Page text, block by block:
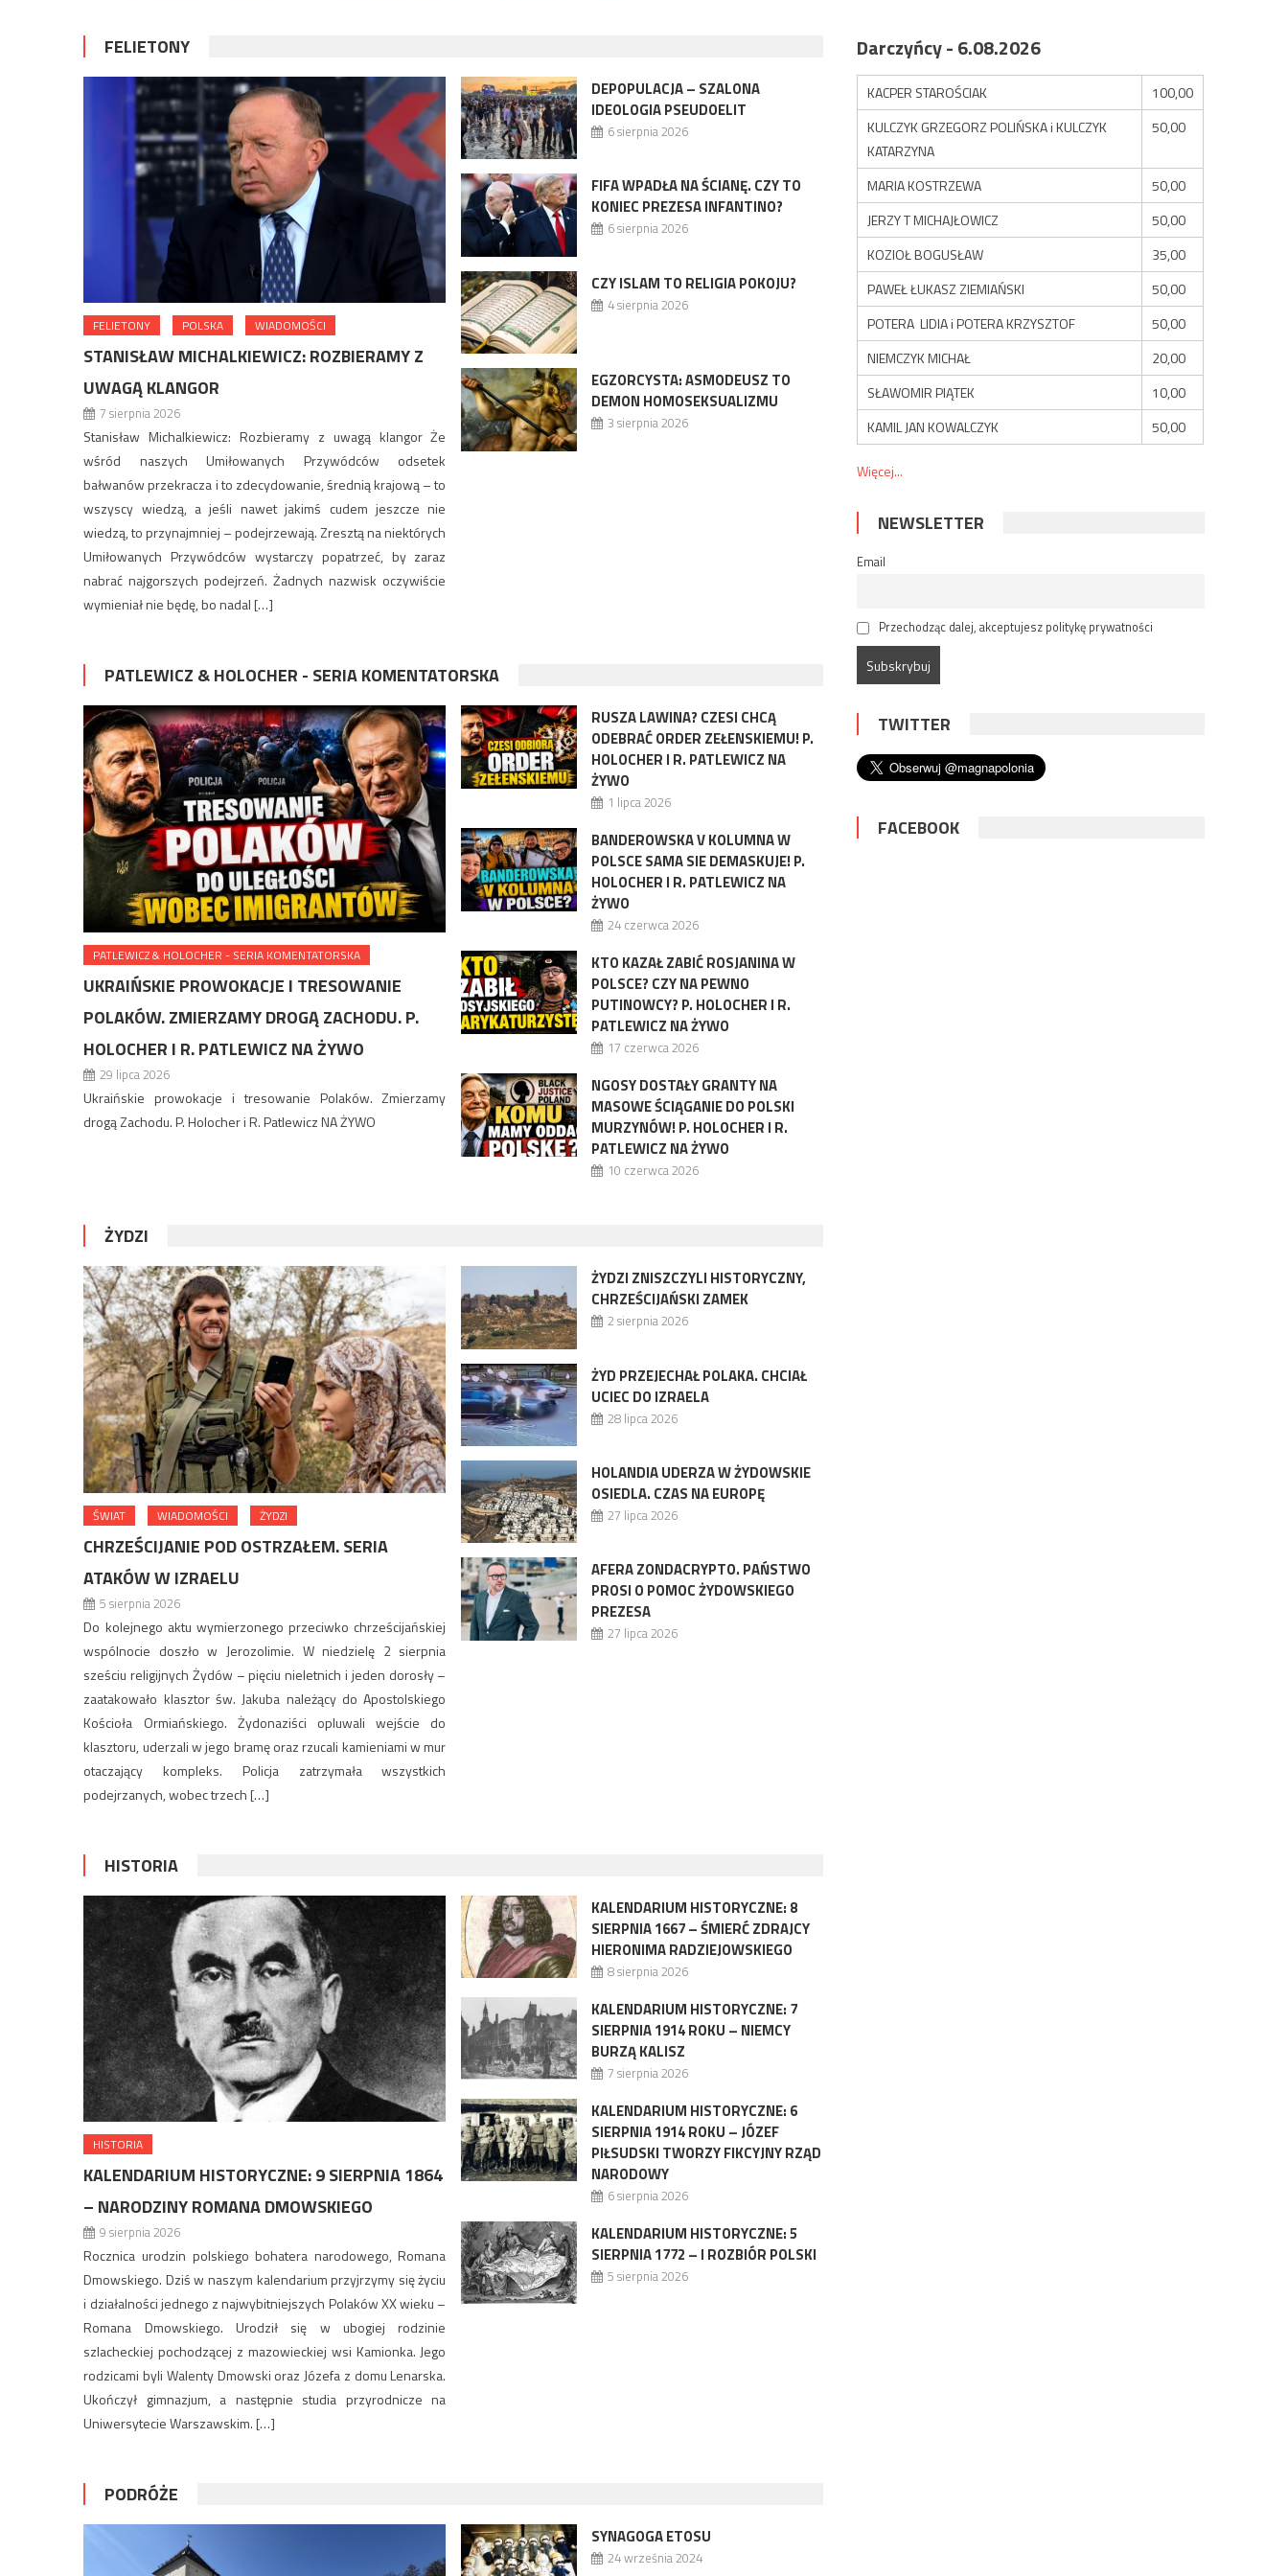
FELIETONY
FELIETONY POLSKA WIADOMOŚCI
STANISŁAW MICHALKIEWICZ: ROZBIERAMY Z
UWAGĄ KLANGOR
7 sierpnia 2026
Stanisław Michalkiewicz: Rozbieramy z uwagą klangor Że
wśród naszych Umiłowanych Przywódców odsetek
bałwanów przekracza i to zdecydowanie, średnią krajową – to
wszyscy wiedzą, a jeśli nawet jakimś cudem jeszcze nie
wiedzą, to przynajmniej – podejrzewają. Zresztą na niektórych
Umiłowanych Przywódców wystarczy popatrzeć, by zaraz
nabrać najgorszych podejrzeń. Żadnych nazwisk oczywiście
wymieniał nie będę, bo nadal […]
DEPOPULACJA – SZALONA
IDEOLOGIA PSEUDOELIT
6 sierpnia 2026
FIFA WPADŁA NA ŚCIANĘ. CZY TO
KONIEC PREZESA INFANTINO?
6 sierpnia 2026
CZY ISLAM TO RELIGIA POKOJU?
4 sierpnia 2026
EGZORCYSTA: ASMODEUSZ TO
DEMON HOMOSEKSUALIZMU
3 sierpnia 2026
PATLEWICZ & HOLOCHER - SERIA KOMENTATORSKA
PATLEWICZ & HOLOCHER - SERIA KOMENTATORSKA
UKRAIŃSKIE PROWOKACJE I TRESOWANIE
POLAKÓW. ZMIERZAMY DROGĄ ZACHODU. P.
HOLOCHER I R. PATLEWICZ NA ŻYWO
29 lipca 2026
Ukraińskie prowokacje i tresowanie Polaków. Zmierzamy
drogą Zachodu. P. Holocher i R. Patlewicz NA ŻYWO
RUSZA LAWINA? CZESI CHCĄ
ODEBRAĆ ORDER ZEŁENSKIEMU! P.
HOLOCHER I R. PATLEWICZ NA
ŻYWO
1 lipca 2026
BANDEROWSKA V KOLUMNA W
POLSCE SAMA SIE DEMASKUJE! P.
HOLOCHER I R. PATLEWICZ NA
ŻYWO
24 czerwca 2026
KTO KAZAŁ ZABIĆ ROSJANINA W
POLSCE? CZY NA PEWNO
PUTINOWCY? P. HOLOCHER I R.
PATLEWICZ NA ŻYWO
17 czerwca 2026
NGOSY DOSTAŁY GRANTY NA
MASOWE ŚCIĄGANIE DO POLSKI
MURZYNÓW! P. HOLOCHER I R.
PATLEWICZ NA ŻYWO
10 czerwca 2026
ŻYDZI
ŚWIAT WIADOMOŚCI ŻYDZI
CHRZEŚCIJANIE POD OSTRZAŁEM. SERIA
ATAKÓW W IZRAELU
5 sierpnia 2026
Do kolejnego aktu wymierzonego przeciwko chrześcijańskiej
wspólnocie doszło w Jerozolimie. W niedzielę 2 sierpnia
sześciu religijnych Żydów – pięciu nieletnich i jeden dorosły –
zaatakowało klasztor św. Jakuba należący do Apostolskiego
Kościoła Ormiańskiego. Żydonaziści opluwali wejście do
klasztoru, uderzali w jego bramę oraz rzucali kamieniami w mur
otaczający kompleks. Policja zatrzymała wszystkich
podejrzanych, wobec trzech […]
ŻYDZI ZNISZCZYLI HISTORYCZNY,
CHRZEŚCIJAŃSKI ZAMEK
2 sierpnia 2026
ŻYD PRZEJECHAŁ POLAKA. CHCIAŁ
UCIEC DO IZRAELA
28 lipca 2026
HOLANDIA UDERZA W ŻYDOWSKIE
OSIEDLA. CZAS NA EUROPĘ
27 lipca 2026
AFERA ZONDACRYPTO. PAŃSTWO
PROSI O POMOC ŻYDOWSKIEGO
PREZESA
27 lipca 2026
HISTORIA
HISTORIA
KALENDARIUM HISTORYCZNE: 9 SIERPNIA 1864
– NARODZINY ROMANA DMOWSKIEGO
9 sierpnia 2026
Rocznica urodzin polskiego bohatera narodowego, Romana
Dmowskiego. Dziś w naszym kalendarium przyjrzymy się życiu
i działalności jednego z najwybitniejszych Polaków XX wieku –
Romana Dmowskiego. Urodził się w ubogiej rodzinie
szlacheckiej pochodzącej z mazowieckiej wsi Kamionka. Jego
rodzicami byli Walenty Dmowski oraz Józefa z domu Lenarska.
Ukończył gimnazjum, a następnie studia przyrodnicze na
Uniwersytecie Warszawskim. […]
KALENDARIUM HISTORYCZNE: 8
SIERPNIA 1667 – ŚMIERĆ ZDRAJCY
HIERONIMA RADZIEJOWSKIEGO
8 sierpnia 2026
KALENDARIUM HISTORYCZNE: 7
SIERPNIA 1914 ROKU – NIEMCY
BURZĄ KALISZ
7 sierpnia 2026
KALENDARIUM HISTORYCZNE: 6
SIERPNIA 1914 ROKU – JÓZEF
PIŁSUDSKI TWORZY FIKCYJNY RZĄD
NARODOWY
6 sierpnia 2026
KALENDARIUM HISTORYCZNE: 5
SIERPNIA 1772 – I ROZBIÓR POLSKI
5 sierpnia 2026
PODRÓŻE
SYNAGOGA ETOSU
24 września 2024
Darczyńcy - 6.08.2026
KACPER STAROŚCIAK
100,00
KULCZYK GRZEGORZ POLIŃSKA i KULCZYK
KATARZYNA
50,00
MARIA KOSTRZEWA
50,00
JERZY T MICHAJŁOWICZ
50,00
KOZIOŁ BOGUSŁAW
35,00
PAWEŁ ŁUKASZ ZIEMIAŃSKI
50,00
POTERA LIDIA i POTERA KRZYSZTOF
50,00
NIEMCZYK MICHAŁ
20,00
SŁAWOMIR PIĄTEK
10,00
KAMIL JAN KOWALCZYK
50,00
Więcej...
NEWSLETTER
Email
Przechodząc dalej, akceptujesz politykę prywatności
TWITTER
FACEBOOK